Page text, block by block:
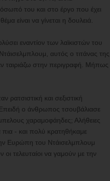
του και στο έργο που έχει
είναι να γίνεται η δουλειά.
εναντίον των λαϊκιστών του
αυτός ο τιτάνας της
ταιριάζω στην περιγραφή. Μήπως
ρατσιστική και σεξιστική
ο άνθρωπος τσουβάλιασε
χαραμοφάηδες; Αλήθειες
πια - και πολύ κρατηθήκαμε
Ευρώπη του Ντάισελμπλουμ
τελευταίοι να γαμούν με την